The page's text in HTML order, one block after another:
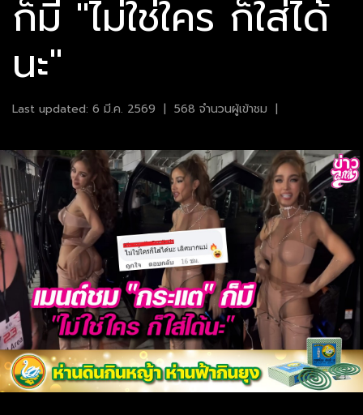
ก็มี "ไม่ใช่ใคร ก็ใส่ได้
นะ"
Last updated: 6 มี.ค. 2569 | 568 จำนวนผู้เข้าชม |